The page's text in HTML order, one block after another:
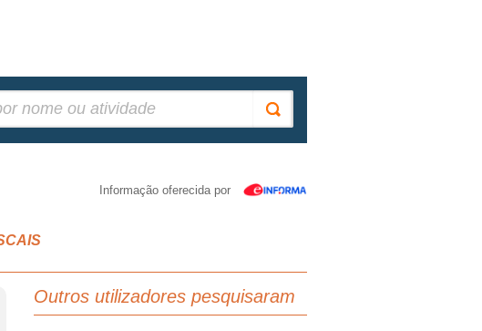
Informação oferecida por
Outros utilizadores pesquisaram